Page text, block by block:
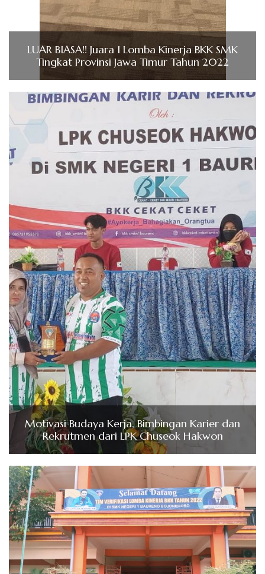
LUAR BIASA!! Juara I Lomba Kinerja BKK SMK
Tingkat Provinsi Jawa Timur Tahun 2022
Motivasi Budaya Kerja, Bimbingan Karier dan
Rekrutmen dari LPK Chuseok Hakwon